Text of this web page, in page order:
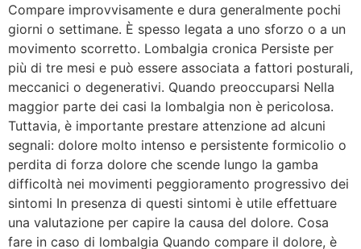
Compare improvvisamente e dura generalmente pochi
giorni o settimane. È spesso legata a uno sforzo o a un
movimento scorretto. Lombalgia cronica Persiste per
più di tre mesi e può essere associata a fattori posturali,
meccanici o degenerativi. Quando preoccuparsi Nella
maggior parte dei casi la lombalgia non è pericolosa.
Tuttavia, è importante prestare attenzione ad alcuni
segnali: dolore molto intenso e persistente formicolio o
perdita di forza dolore che scende lungo la gamba
difficoltà nei movimenti peggioramento progressivo dei
sintomi In presenza di questi sintomi è utile effettuare
una valutazione per capire la causa del dolore. Cosa
fare in caso di lombalgia Quando compare il dolore, è